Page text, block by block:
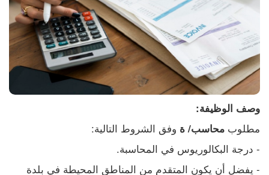
وصف الوظيفة:
مطلوب محاسب/ ة وفق الشروط التالية:
- درجة البكالوريوس في المحاسبة.